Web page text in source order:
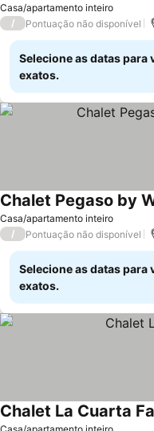
Casa/apartamento inteiro
/ Pontuação não disponível
Selecione as datas para
exatos.
Casa/apartamento inteiro
Chalet Pegaso by
/ Pontuação não disponível
Selecione as datas para
exatos.
Casa/apartamento inteiro
Chalet La Cuarta